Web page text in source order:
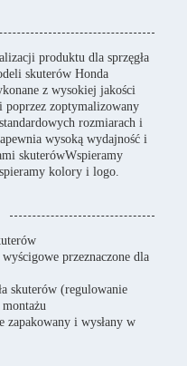
produktu dla sprzęgła
skuterów Honda
z wysokiej jakości
zoptymalizowany
rozmiarach i
wysoką wydajność i
skuterówWspieramy
kolory i logo.
przeznaczone dla
skuterów (regulowanie
zapakowany i wysłany w